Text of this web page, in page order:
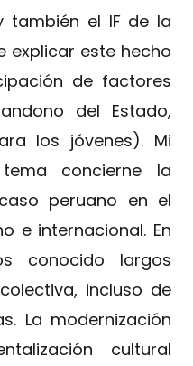
también el IF de la
explicar este hecho
de factores
del Estado,
los jóvenes). Mi
concierne la
peruano en el
e internacional. En
conocido largos
incluso de
La modernización
cultural